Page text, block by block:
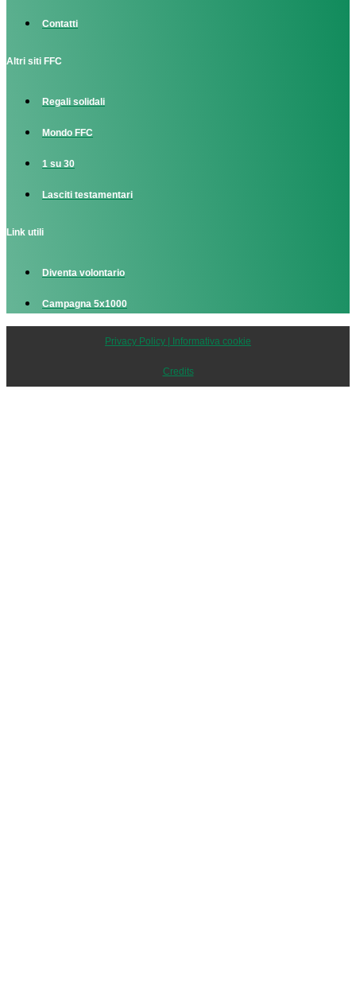
Contatti
Altri siti FFC
Regali solidali
Mondo FFC
1 su 30
Lasciti testamentari
Link utili
Diventa volontario
Campagna 5x1000
Privacy Policy | Informativa cookie
Credits